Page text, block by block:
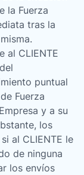
la Fuerza
tras la
al CLIENTE
puntual
Fuerza
y a su
los
al CLIENTE le
de ninguna
los envíos